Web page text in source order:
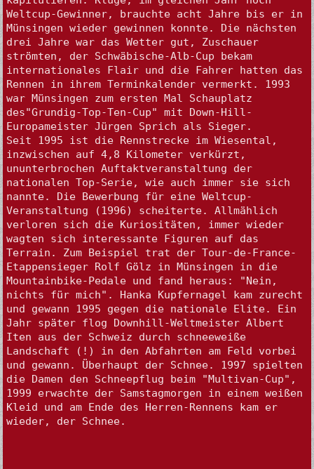
Weltcup-Gewinner, brauchte acht Jahre bis er in
Münsingen wieder gewinnen konnte. Die nächsten
drei Jahre war das Wetter gut, Zuschauer
strömten, der Schwäbische-Alb-Cup bekam
internationales Flair und die Fahrer hatten das
Rennen in ihrem Terminkalender vermerkt. 1993
war Münsingen zum ersten Mal Schauplatz
des"Grundig-Top-Ten-Cup" mit Down-Hill-
Europameister Jürgen Sprich als Sieger.
Seit 1995 ist die Rennstrecke im Wiesental,
inzwischen auf 4,8 Kilometer verkürzt,
ununterbrochen Auftaktveranstaltung der
nationalen Top-Serie, wie auch immer sie sich
nannte. Die Bewerbung für eine Weltcup-
Veranstaltung (1996) scheiterte. Allmählich
verloren sich die Kuriositäten, immer wieder
wagten sich interessante Figuren auf das
Terrain. Zum Beispiel trat der Tour-de-France-
Etappensieger Rolf Gölz in Münsingen in die
Mountainbike-Pedale und fand heraus: "Nein,
nichts für mich". Hanka Kupfernagel kam zurecht
und gewann 1995 gegen die nationale Elite. Ein
Jahr später flog Downhill-Weltmeister Albert
Iten aus der Schweiz durch schneeweiße
Landschaft (!) in den Abfahrten am Feld vorbei
und gewann. Überhaupt der Schnee. 1997 spielten
die Damen den Schneepflug beim "Multivan-Cup",
1999 erwachte der Samstagmorgen in einem weißen
Kleid und am Ende des Herren-Rennens kam er